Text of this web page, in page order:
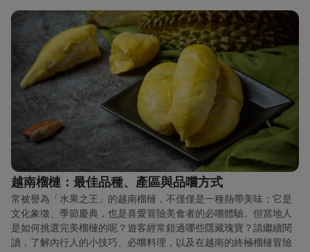
越南榴槤：最佳品種、產區與品嚐方式
常被譽為「水果之王」的越南榴槤，不僅僅是一種熱帶美味；它是
文化象徵、季節慶典，也是喜愛冒險美食者的必嚐體驗。但當地人
是如何挑選完美榴槤的呢？遊客經常錯過哪些隱藏瑰寶？請繼續閱
讀，了解內行人的小技巧、必嚐料理，以及在越南的終極榴槤冒險